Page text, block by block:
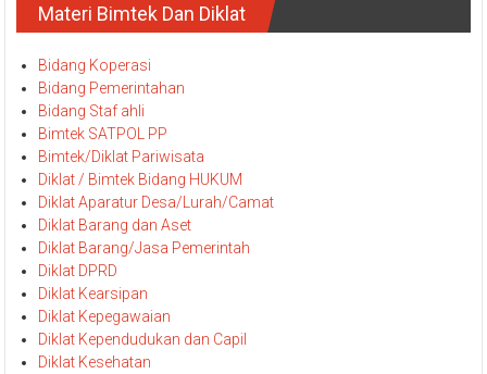
Materi Bimtek Dan Diklat
Bidang Koperasi
Bidang Pemerintahan
Bidang Staf ahli
Bimtek SATPOL PP
Bimtek/Diklat Pariwisata
Diklat / Bimtek Bidang HUKUM
Diklat Aparatur Desa/Lurah/Camat
Diklat Barang dan Aset
Diklat Barang/Jasa Pemerintah
Diklat DPRD
Diklat Kearsipan
Diklat Kepegawaian
Diklat Kependudukan dan Capil
Diklat Kesehatan